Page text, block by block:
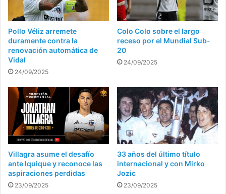
Pollo Véliz arremete
duramente contra la
renovación automática de
Vidal
24/09/2025
Colo Colo sobre el largo
receso por el Mundial Sub-
20
24/09/2025
Villagra asume el desafío
ante Iquique y reconoce las
aspiraciones perdidas
23/09/2025
33 años del último título
internacional y con Mirko
Jozic
23/09/2025